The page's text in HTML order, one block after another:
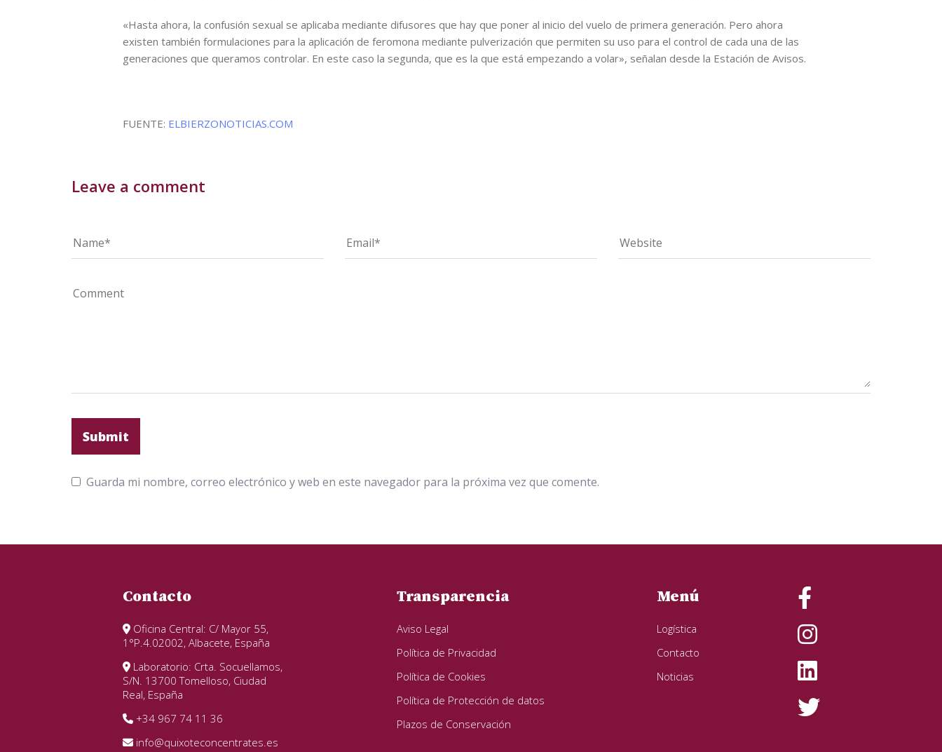
«Hasta ahora, la confusión sexual se aplicaba mediante difusores que hay que poner al inicio del vuelo de primera generación. Pero ahora
existen también formulaciones para la aplicación de feromona mediante pulverización que permiten su uso para el control de cada una de las
generaciones que queramos controlar. En este caso la segunda, que es la que está empezando a volar», señalan desde la Estación de Avisos.
FUENTE: ELBIERZONOTICIAS.COM
Leave a comment
Guarda mi nombre, correo electrónico y web en este navegador para la próxima vez que comente.
Contacto
Oficina Central: C/ Mayor 55,
1°P.4.02002, Albacete, España
Laboratorio: Crta. Socuellamos,
S/N. 13700 Tomelloso, Ciudad
Real, España
+34 967 74 11 36
info@quixoteconcentrates.es
Transparencia
Aviso Legal
Política de Privacidad
Política de Cookies
Política de Protección de datos
Plazos de Conservación
Menú
Logística
Contacto
Noticias